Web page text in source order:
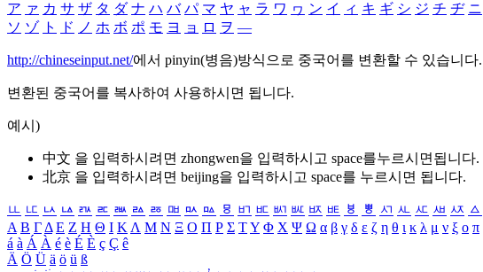
ア ァ カ サ ザ タ ダ ナ ハ バ パ マ ヤ ャ ラ ワ ヮ ン イ ィ キ ギ シ ジ チ ヂ ニ
ソ ゾ ト ド ノ ホ ボ ポ モ ヨ ョ ロ ヲ ―
http://chineseinput.net/에서 pinyin(병음)방식으로 중국어를 변환할 수 있습니다.
변환된 중국어를 복사하여 사용하시면 됩니다.
예시)
中文 을 입력하시려면 zhongwen을 입력하시고 space를누르시면됩니다.
北京 을 입력하시려면 beijing을 입력하시고 space를 누르시면 됩니다.
ㅥ ㅦ ㅧ ㅨ ㅩ ㅪ ㅫ ㅬ ㅭ ㅮ ㅯ ㅰ ㅱ ㅲ ㅳ ㅴ ㅵ ㅶ ㅷ ㅸ ㅹ ㅺ ㅻ ㅼ ㅽ ㅾ ㅿ
Α Β ΓΔ Ε Ζ Η Θ Ι ΚΛ Μ Ν Ξ Ο Π Ρ Σ ΤΥ Φ Χ Ψ Ω α β γ δ ε ζ η θ ι κ λ μ ν ξ ο π
á à Á À é è É È ç Ç ê
Ä Ö Ü ä ö ü ß